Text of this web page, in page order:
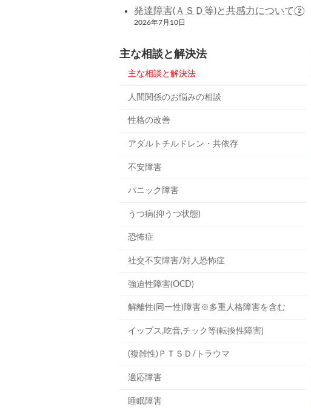
発達障害(ＡＳＤ等)と共感力について②
2026年7月10日
主な相談と解決法
主な相談と解決法
人間関係のお悩みの相談
性格の改善
アダルトチルドレン・共依存
不安障害
パニック障害
うつ病(抑うつ状態)
恐怖症
社交不安障害/対人恐怖症
強迫性障害(OCD)
解離性(同一性)障害※多重人格障害を含む
イップス,吃音,チック等(転換性障害)
(複雑性)ＰＴＳＤ/トラウマ
適応障害
睡眠障害